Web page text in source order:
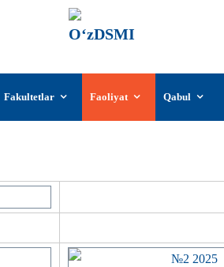
Fakultetlar Faoliyat Qabul